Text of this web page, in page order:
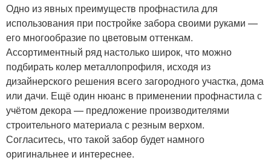
Одно из явных преимуществ профнастила для
использования при постройке забора своими руками —
его многообразие по цветовым оттенкам.
Ассортиментный ряд настолько широк, что можно
подбирать колер металлопрофиля, исходя из
дизайнерского решения всего загородного участка, дома
или дачи. Ещё один нюанс в применении профнастила с
учётом декора — предложение производителями
строительного материала с резным верхом.
Согласитесь, что такой забор будет намного
оригинальнее и интереснее.